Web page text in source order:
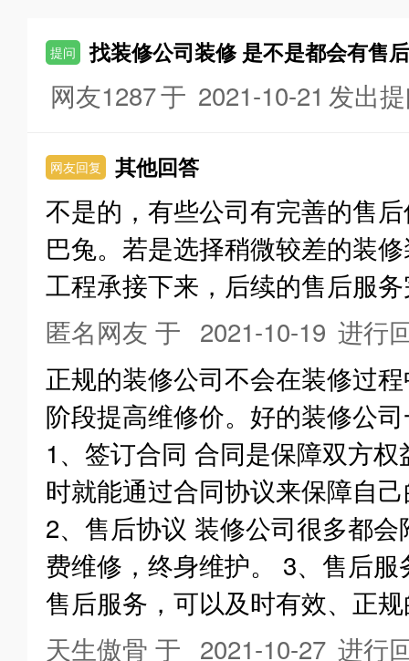
提问 找装修公司装修 是不是都会有售
网友1287于 2021-10-21 发出
网友回复 其他回答
不是的，有些公司有完善的售
巴兔。若是选择稍微较差的装
工程承接下来，后续的售后服
匿名网友 于 2021-10-19 进行
正规的装修公司不会在装修过
阶段提高维修价。好的装修公
1、签订合同 合同是保障双方
时就能通过合同协议来保障自
2、售后协议 装修公司很多都
费维修，终身维护。 3、售后
售后服务，可以及时有效、正
天生傲骨 于 2021-10-27 进行